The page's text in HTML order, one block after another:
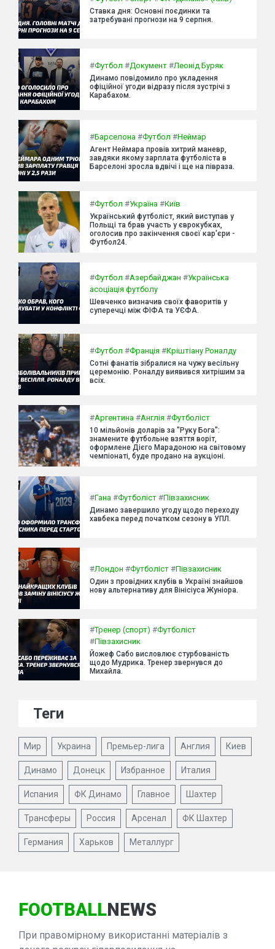
Ставка дня: Основні поєдинки та
затребувані прогнози на 9 серпня.
#Футбол #Документ #Леонід Буряк
Динамо повідомило про укладення
офіційної угоди відразу після зустрічі з
Карабахом.
#Барселона #Футбол #Неймар
Агент Неймара провів хитрий маневр,
завдяки якому зарплата футболіста в
Барселоні зросла вдвічі і ще на півраза.
#Футбол #Україна #Київ
Український футболіст, який виступав у
Польщі та брав участь у єврокубках,
оголосив про закінчення своєї кар'єри -
Футбол24.
#Футбол #Азербайджан #Українська
асоціація футболу
Шевченко визначив своїх фаворитів у
суперечці між ФІФА та УЄФА.
#Футбол #Франція #Кріштіану Роналду
Сотні фанатів зібралися на чужу весільну
церемонію. Роналду виявився хитрішим за
всіх.
#Аргентина #Англія #Футболіст
10 мільйонів доларів за "Руку Бога":
знамените футбольне взяття воріт,
оформлене Дієго Марадоною на світовому
чемпіонаті, буде продано на аукціоні.
#Гана #Футболіст #Півзахисник
Динамо завершило угоду щодо переходу
хавбека перед початком сезону в УПЛ.
#Лондон #Футболіст #Півзахисник
Один з провідних клубів в Україні знайшов
нову альтернативу для Вінісіуса Жуніора.
#Тренер (спорт) #Футболіст
#Півзахисник
Йожеф Сабо висловлює стурбованість
щодо Мудрика. Тренер звернувся до
Михайла.
Теги
Мир Украина Премьер-лига Англия Киев
Динамо Донецк Избранное Италия
Испания ФК Динамо Главное Шахтер
Трансферы Россия Арсенал ФК Шахтер
Германия Харьков Металлург
FOOTBALLNEWS
При правомірному використанні матеріалів з